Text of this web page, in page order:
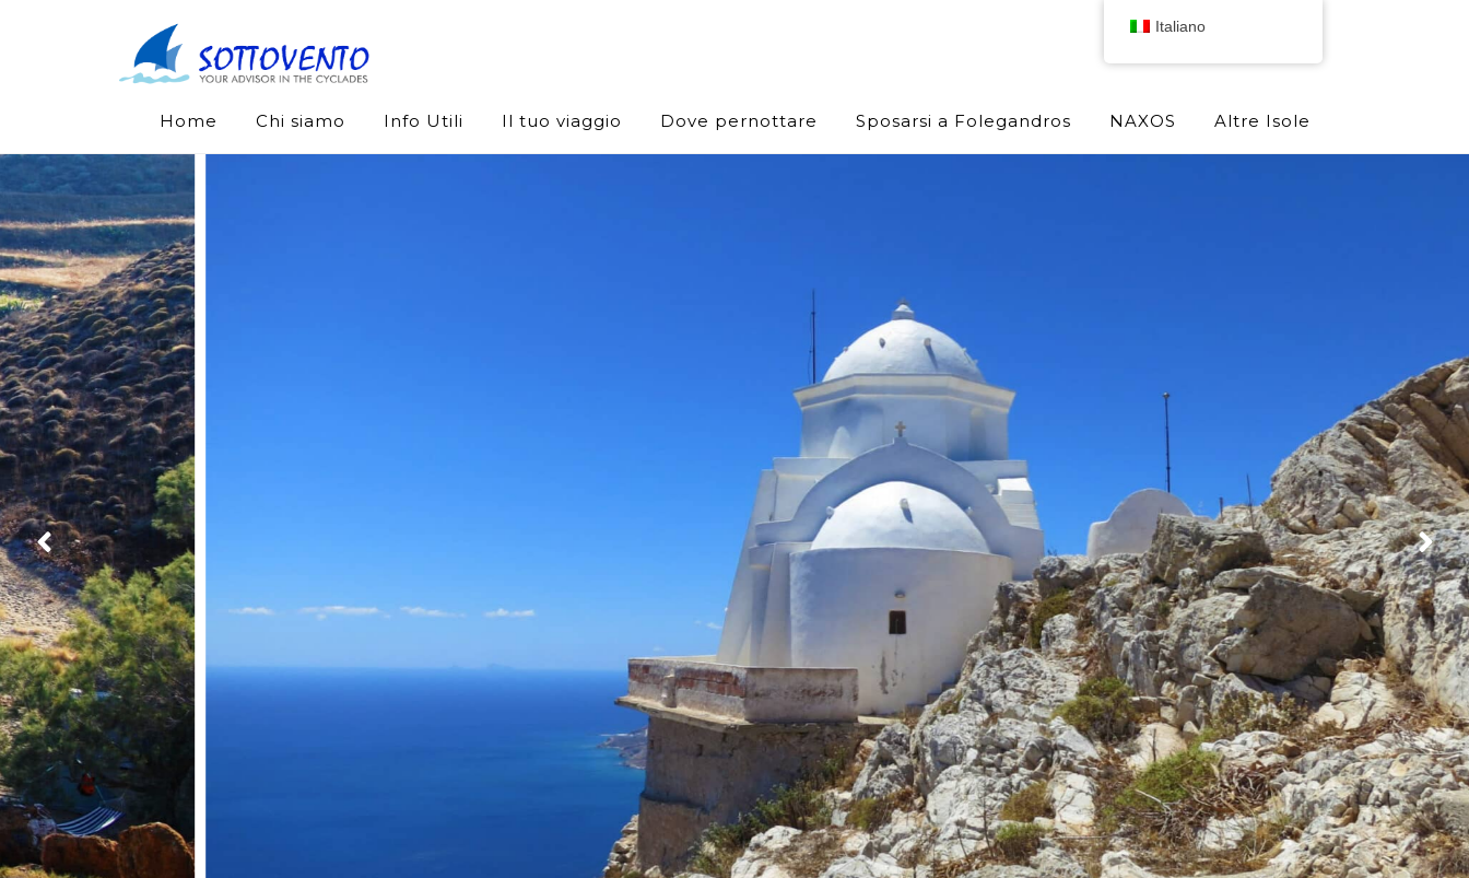
Home Chi siamo Info Utili Il tuo viaggio Dove pernottare Sposarsi a Folegandros NAXOS Altre Isole
Italiano